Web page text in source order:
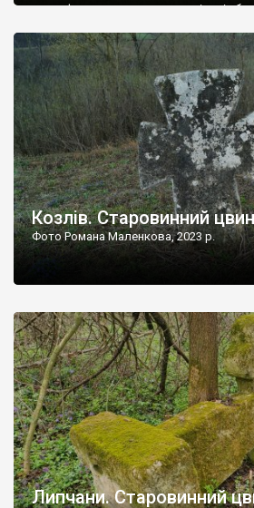
рельєфне пано, яке показує жінку і
не видно, але видно дві стареньких
Козлів. Старовинний
Фото Романа Маленкова, 2023 р.
Липчани. Старовинний